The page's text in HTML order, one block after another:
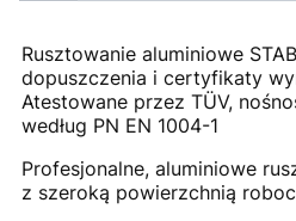
Rusztowanie aluminiowe
dopuszczenia i certyfikaty
Atestowane przez TÜV,
według PN EN 1004-1
Profesjonalne, aluminiowe
z szeroką powierzchnią